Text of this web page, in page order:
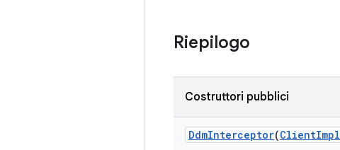
Riepilogo
Costruttori pubblici
DdmInterceptor(ClientImpl